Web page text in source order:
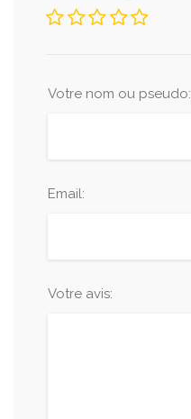
Votre nom ou pseudo:
Email:
Votre avis: